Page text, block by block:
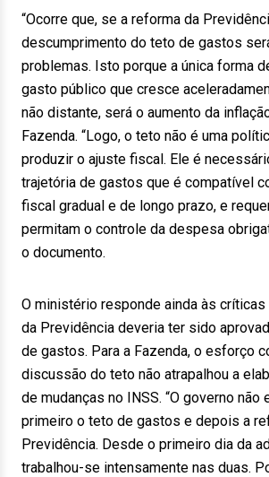
“Ocorre que, se a reforma da
descumprimento do teto de gastos
problemas. Isto porque a única forma
gasto público que cresce
não distante, será o aumento da
Fazenda. “Logo, o teto não é uma
produzir o ajuste fiscal. Ele é
trajetória de gastos que é compatível
fiscal gradual e de longo prazo, e
permitam o controle da despesa
o documento.
O ministério responde ainda às
da Previdência deveria ter sido
de gastos. Para a Fazenda, o esforço
discussão do teto não atrapalhou a
de mudanças no INSS. “O governo
primeiro o teto de gastos e depois a
Previdência. Desde o primeiro dia da
trabalhou-se intensamente nas duas.